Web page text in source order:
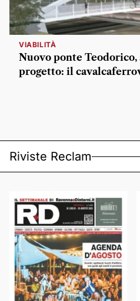
VIABILITÀ
Nuovo ponte
progetto: il
Riviste Reclam